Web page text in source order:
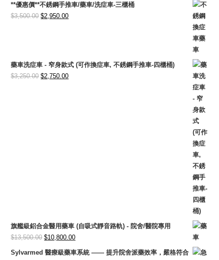
**優惠價**不銹鋼手推車/藥車/洗症車-三櫃桶
$3,500.00 Original
$2,950.00Current
藥車洗症車 - 窄身款式 (可作換症車, 不銹鋼手推車-四櫃桶)
$3,250.00 Original
$2,750.00Current
旗艦級鋁合金醫用藥車 (自吸式靜音路軌) - 院舍/醫院專用
$13,500.00 Original
price
$10,800.00Current
price
Sylvarmed 醫療級藥車系統 —— 提升院舍派藥效率，嚴格符合